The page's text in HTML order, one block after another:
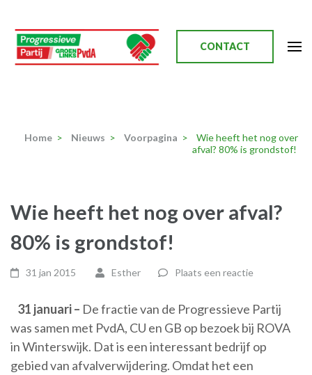
naar
inhoud
(Druk
CONTACT
Home > Nieuws > Voorpagina >
Wie heeft het nog over
afval? 80% is grondstof!
Wie heeft het nog over afval?
80% is grondstof!
31 jan 2015 Esther Plaats een reactie
31 januari – De fractie van de Progressieve Partij
was samen met PvdA, CU en GB op bezoek bij ROVA
in Winterswijk. Dat is een interessant bedrijf op
gebied van afvalverwijdering. Omdat het een